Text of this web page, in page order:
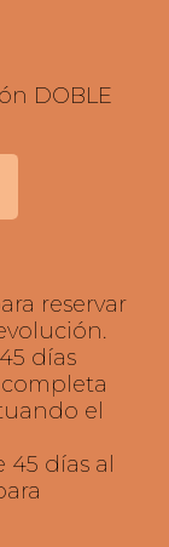
DOBLE
DOBLE
reservar
días
el